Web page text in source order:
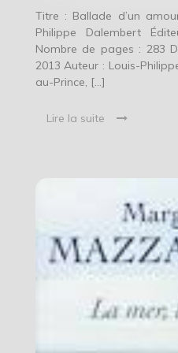
Titre : Ballade d’un
Philippe Dalembert
Nombre de pages : 283
2013 Auteur : Louis-
au-Prince, […]
Lire la suite